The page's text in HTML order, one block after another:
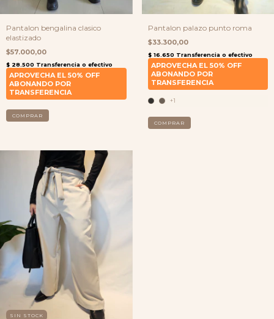
Pantalon bengalina clasico
elastizado
$57.000,00
COMPRAR
Pantalon palazo punto roma
$33.300,00
+1
COMPRAR
SIN STOCK